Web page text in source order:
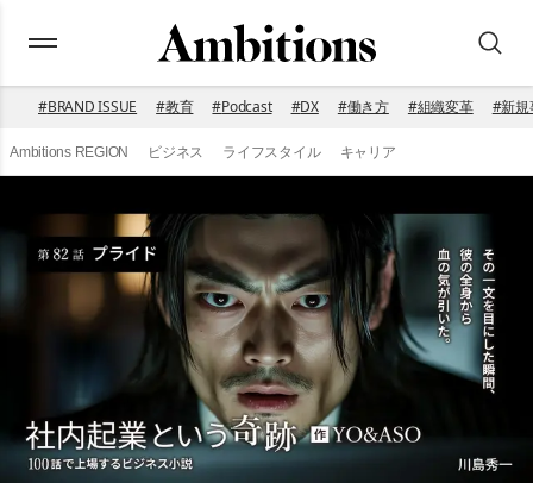
#BRAND ISSUE #教育 #Podcast #DX #働き方 #組織変革 #新規
Ambitions REGION ビジネス ライフスタイル キャリア